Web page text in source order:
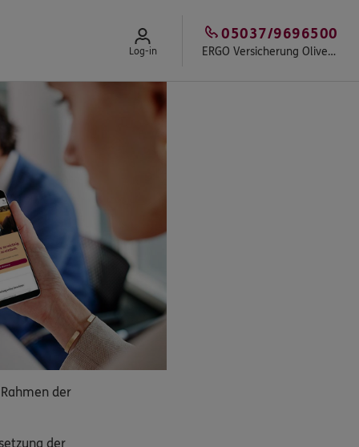
Log-in ERGO Versicherung Oliver Knebelsberger
05037/9696500
der
der